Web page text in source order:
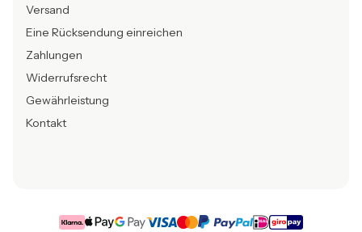
Versand
Eine Rücksendung einreichen
Zahlungen
Widerrufsrecht
Gewährleistung
Kontakt